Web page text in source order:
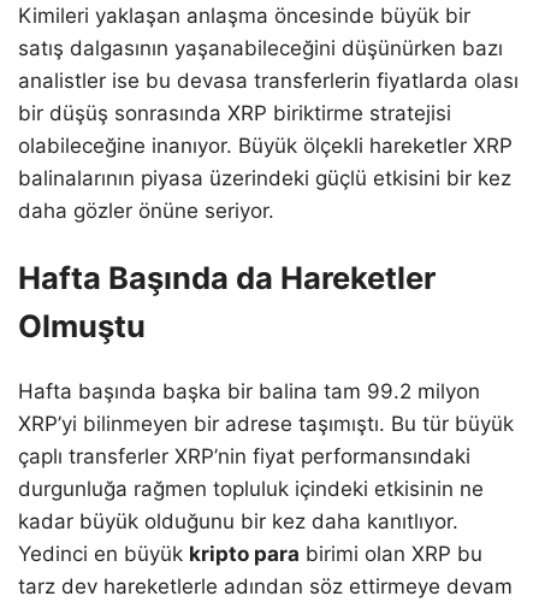
Kimileri yaklaşan anlaşma öncesinde büyük bir
satış dalgasının yaşanabileceğini düşünürken bazı
analistler ise bu devasa transferlerin fiyatlarda olası
bir düşüş sonrasında XRP biriktirme stratejisi
olabileceğine inanıyor. Büyük ölçekli hareketler XRP
balinalarının piyasa üzerindeki güçlü etkisini bir kez
daha gözler önüne seriyor.
Hafta Başında da Hareketler
Olmuştu
Hafta başında başka bir balina tam 99.2 milyon
XRP’yi bilinmeyen bir adrese taşımıştı. Bu tür büyük
çaplı transferler XRP’nin fiyat performansındaki
durgunluğa rağmen topluluk içindeki etkisinin ne
kadar büyük olduğunu bir kez daha kanıtlıyor.
Yedinci en büyük kripto para birimi olan XRP bu
tarz dev hareketlerle adından söz ettirmeye devam